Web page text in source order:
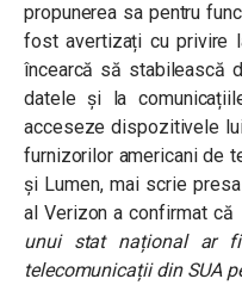
propunerea sa pentru
fost avertizați cu privire
încearcă să stabilească
datele și la
acceseze dispozitivele
furnizorilor americani de
și Lumen, mai scrie
al Verizon a confirmat că
unui stat național ar
telecomunicații din SUA